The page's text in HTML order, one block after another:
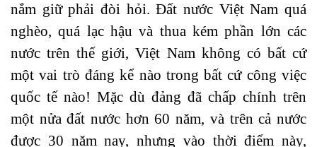
nắm giữ phải đòi hỏi. Đất nước Việt Nam quá
nghèo, quá lạc hậu và thua kém phần lớn các
nước trên thế giới, Việt Nam không có bất cứ
một vai trò đáng kể nào trong bất cứ công việc
quốc tế nào! Mặc dù đảng đã chấp chính trên
một nửa đất nước hơn 60 năm, và trên cả nước
được 30 năm nay, nhưng vào thời điểm này,